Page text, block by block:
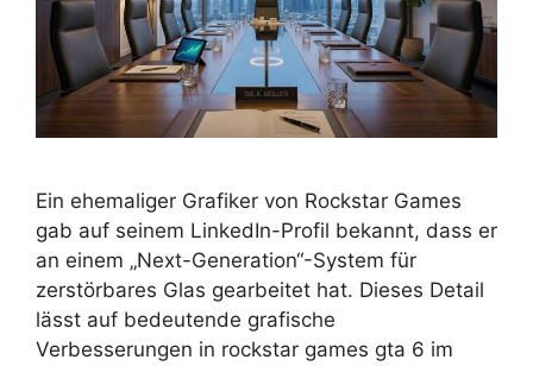
Ein ehemaliger Grafiker von Rockstar Games
gab auf seinem LinkedIn-Profil bekannt, dass er
an einem „Next-Generation“-System für
zerstörbares Glas gearbeitet hat. Dieses Detail
lässt auf bedeutende grafische
Verbesserungen in rockstar games gta 6 im